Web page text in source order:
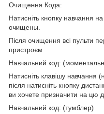
Очищення Кода:
Натисніть кнопку навчання
очищены.
Після очищення всі пульти
пристроєм
Навчальний код:
Натисніть клавішу навчання
після натисніть кнопку
ви хочете призначити на цю
Навчальний код: (тумблер)